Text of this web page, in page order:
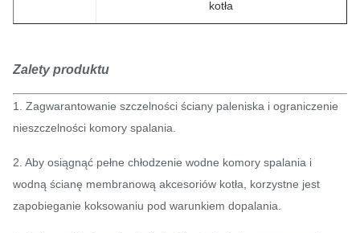
kotła
Zalety produktu
1. Zagwarantowanie szczelności ściany paleniska i ograniczenie
nieszczelności komory spalania.
2. Aby osiągnąć pełne chłodzenie wodne komory spalania i
wodną ścianę membranową akcesoriów kotła, korzystne jest
zapobieganie koksowaniu pod warunkiem dopalania.